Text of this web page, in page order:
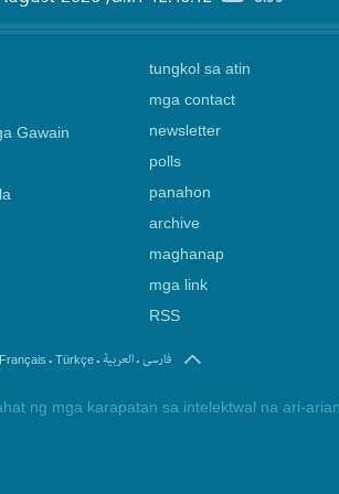
Gawain
tungkol sa atin
mga contact
newsletter
polls
panahon
archive
maghanap
mga link
RSS
Français . Türkçe. العربیة.فارسی
ng mga karapatan sa intelektwal na ari-